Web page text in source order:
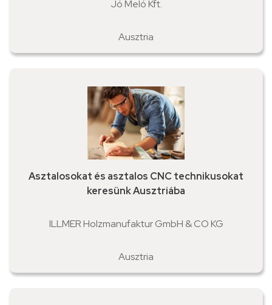
Jó Meló Kft.
Ausztria
Asztalosokat és asztalos CNC technikusokat
keresünk Ausztriába
ILLMER Holzmanufaktur GmbH & CO KG
Ausztria